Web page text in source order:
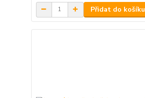
Přidat do košíku